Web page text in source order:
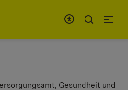
Gesundheit und